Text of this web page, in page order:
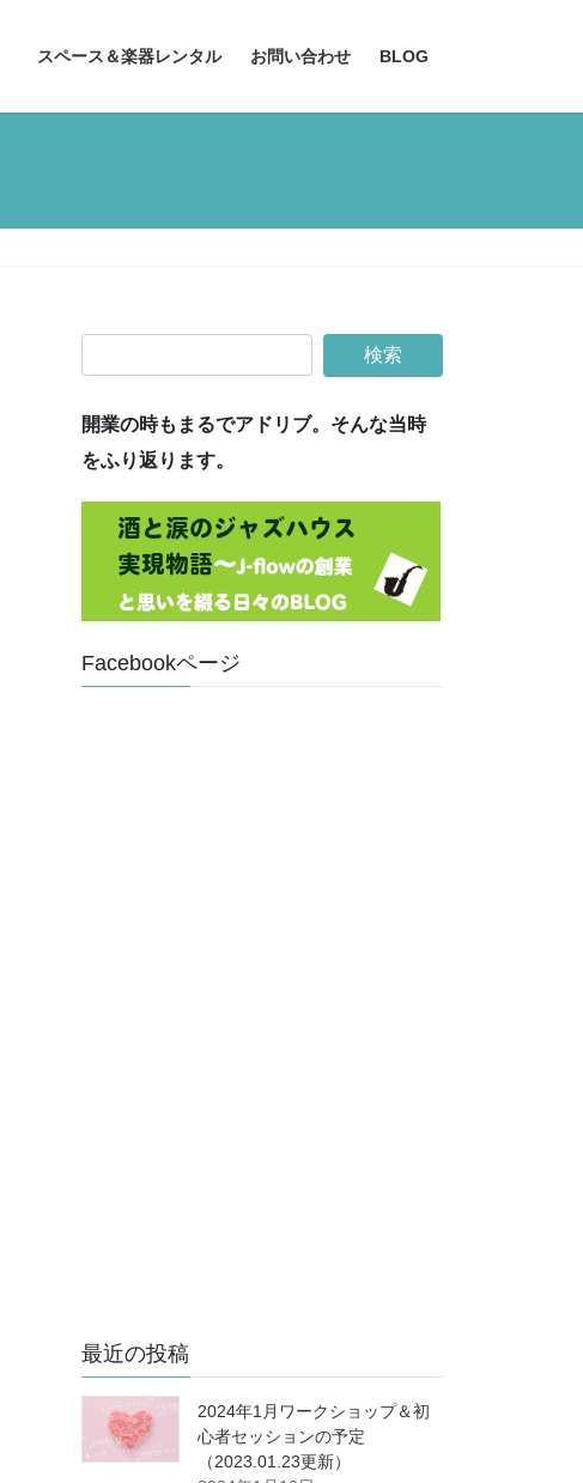
スペース＆楽器レンタル お問い合わせ BLOG
開業の時もまるでアドリブ。そんな当時
をふり返ります。
Facebookページ
最近の投稿
2024年1月ワークショップ＆初
心者セッションの予定
（2023.01.23更新）